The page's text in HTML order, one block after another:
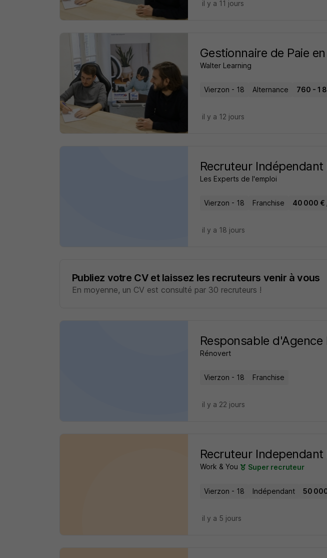
il y a 11 jours
Gestionnaire de Paie
Walter Learning
Vierzon - 18 Alternance 760 - 1
il y a 12 jours
Recruteur Indépendant
Les Experts de l'emploi
Vierzon - 18 Franchise 40 000 €
il y a 18 jours
Publiez votre CV et laissez les recruteurs venir à vous
En moyenne, un CV est consulté par 30 recruteurs !
Responsable d'Agence
Rénovert
Vierzon - 18 Franchise
il y a 22 jours
Recruteur Independant
Work & You Super recruteur
Vierzon - 18 Indépendant 50
il y a 5 jours